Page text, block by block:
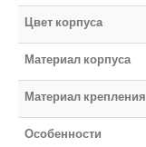
Цвет корпуса
Материал корпуса
Материал крепления
Особенности